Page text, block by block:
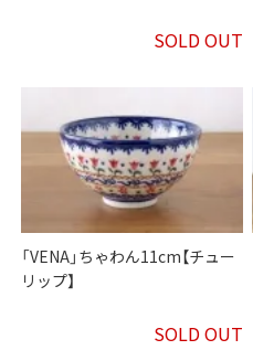
SOLD OUT
「VENA」ちゃわん11cm【チュー
リップ】
SOLD OUT